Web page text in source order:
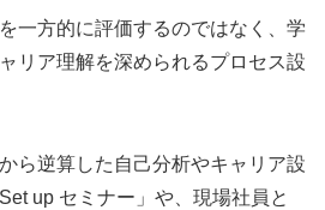
一方的に評価するのではなく、学
リア理解を深められるプロセス設
ら逆算した自己分析やキャリア設
up セミナー」や、現場社員と